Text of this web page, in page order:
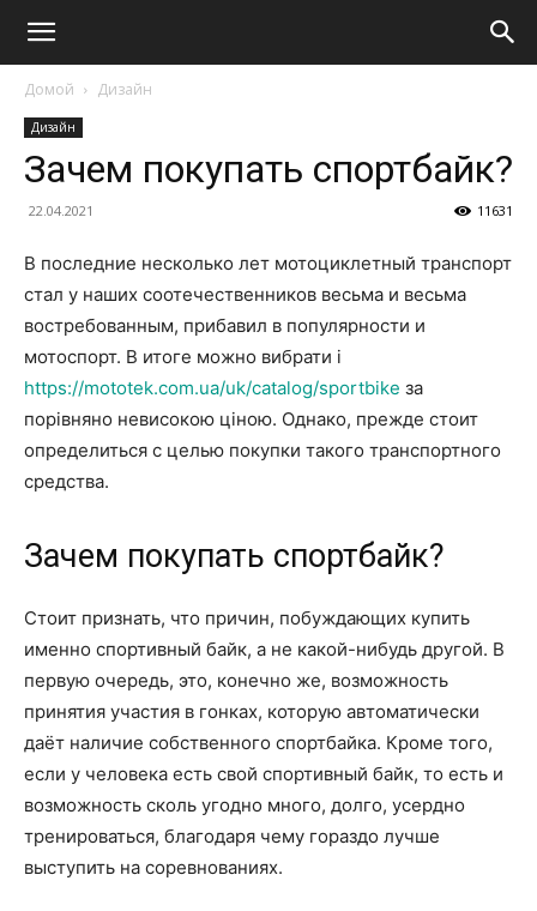
Домой Дизайн
Дизайн
Зачем покупать спортбайк?
22.04.2021 11631
В последние несколько лет мотоциклетный транспорт
стал у наших соотечественников весьма и весьма
востребованным, прибавил в популярности и
мотоспорт. В итоге можно вибрати і
https://mototek.com.ua/uk/catalog/sportbike за
порівняно невисокою ціною. Однако, прежде стоит
определиться с целью покупки такого транспортного
средства.
Зачем покупать спортбайк?
Стоит признать, что причин, побуждающих купить
именно спортивный байк, а не какой-нибудь другой. В
первую очередь, это, конечно же, возможность
принятия участия в гонках, которую автоматически
даёт наличие собственного спортбайка. Кроме того,
если у человека есть свой спортивный байк, то есть и
возможность сколь угодно много, долго, усердно
тренироваться, благодаря чему гораздо лучше
выступить на соревнованиях.